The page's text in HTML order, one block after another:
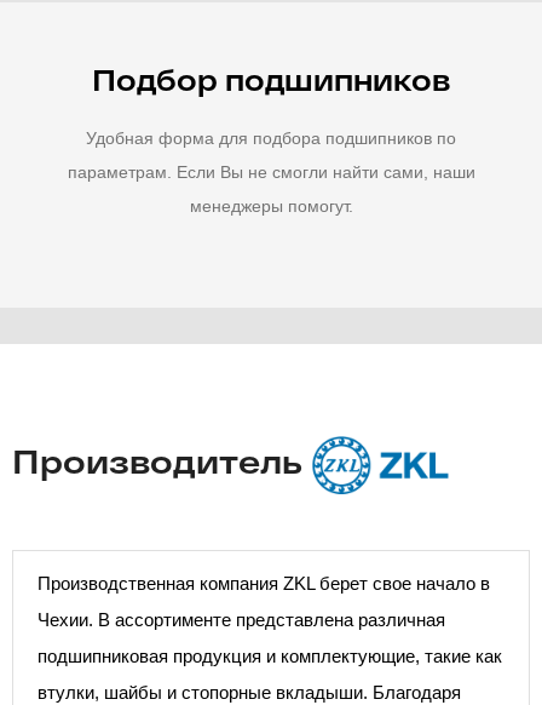
Подбор подшипников
Удобная форма для подбора подшипников по
параметрам. Если Вы не смогли найти сами, наши
менеджеры помогут.
Производитель
Производственная компания ZKL берет свое начало в
Чехии. В ассортименте представлена различная
подшипниковая продукция и комплектующие, такие как
втулки, шайбы и стопорные вкладыши. Благодаря